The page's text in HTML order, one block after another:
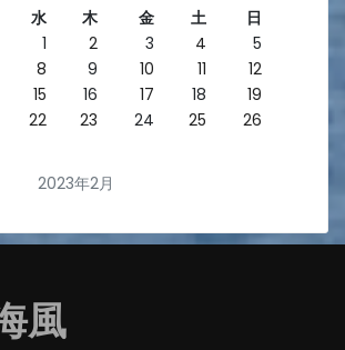
2023年2月
水 木 金 土
日
1
2 3 4
5
8 9 10 11
12
15 16 17 18
19
22 23 24 25
26
風